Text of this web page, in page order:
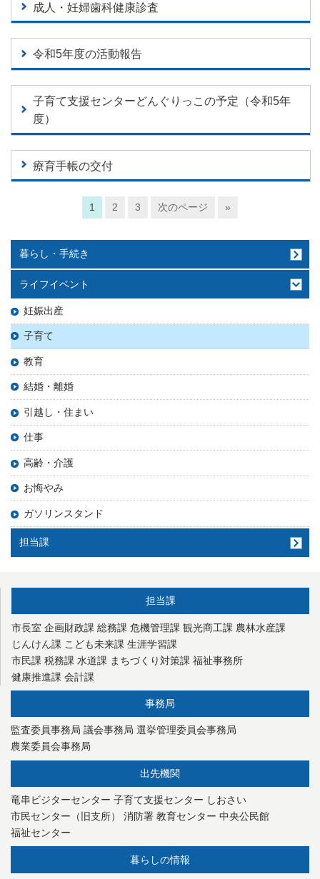
成人・妊婦歯科健康診査
令和5年度の活動報告
子育て支援センターどんぐりっこの予定（令和5年
度）
療育手帳の交付
1 2 3 次のページ »
暮らし・手続き
ライフイベント
妊娠出産
子育て
教育
結婚・離婚
引越し・住まい
仕事
高齢・介護
お悔やみ
ガソリンスタンド
担当課
担当課
市長室 企画財政課 総務課 危機管理課 観光商工課 農林水産課
じんけん課 こども未来課 生涯学習課
市民課 税務課 水道課 まちづくり対策課 福祉事務所
健康推進課 会計課
事務局
監査委員事務局 議会事務局 選挙管理委員会事務局
農業委員会事務局
出先機関
竜串ビジターセンター 子育て支援センター しおさい
市民センター（旧支所）
消防署 教育センター 中央公民館
福祉センター
暮らしの情報